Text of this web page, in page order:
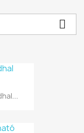
